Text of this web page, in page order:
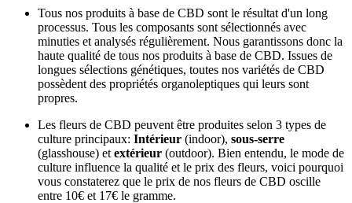
Tous nos produits à base de CBD sont le résultat d'un long
processus. Tous les composants sont sélectionnés avec
minuties et analysés régulièrement. Nous garantissons donc la
haute qualité de tous nos produits à base de CBD. Issues de
longues sélections génétiques, toutes nos variétés de CBD
possèdent des propriétés organoleptiques qui leurs sont
propres.
Les fleurs de CBD peuvent être produites selon 3 types de
culture principaux: Intérieur (indoor), sous-serre
(glasshouse) et extérieur (outdoor). Bien entendu, le mode de
culture influence la qualité et le prix des fleurs, voici pourquoi
vous constaterez que le prix de nos fleurs de CBD oscille
entre 10€ et 17€ le gramme.